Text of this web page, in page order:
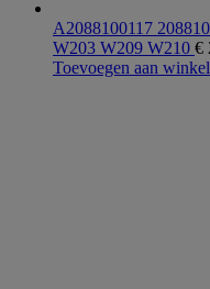
A2088100117
W203 W209 W210 €
Toevoegen aan